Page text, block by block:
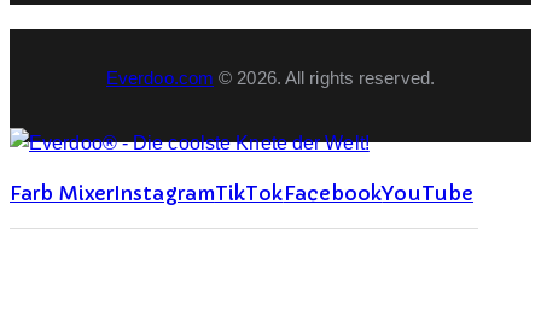
Everdoo.com © 2026. All rights reserved.
Farb MixerInstagramTikTokFacebookYouTube